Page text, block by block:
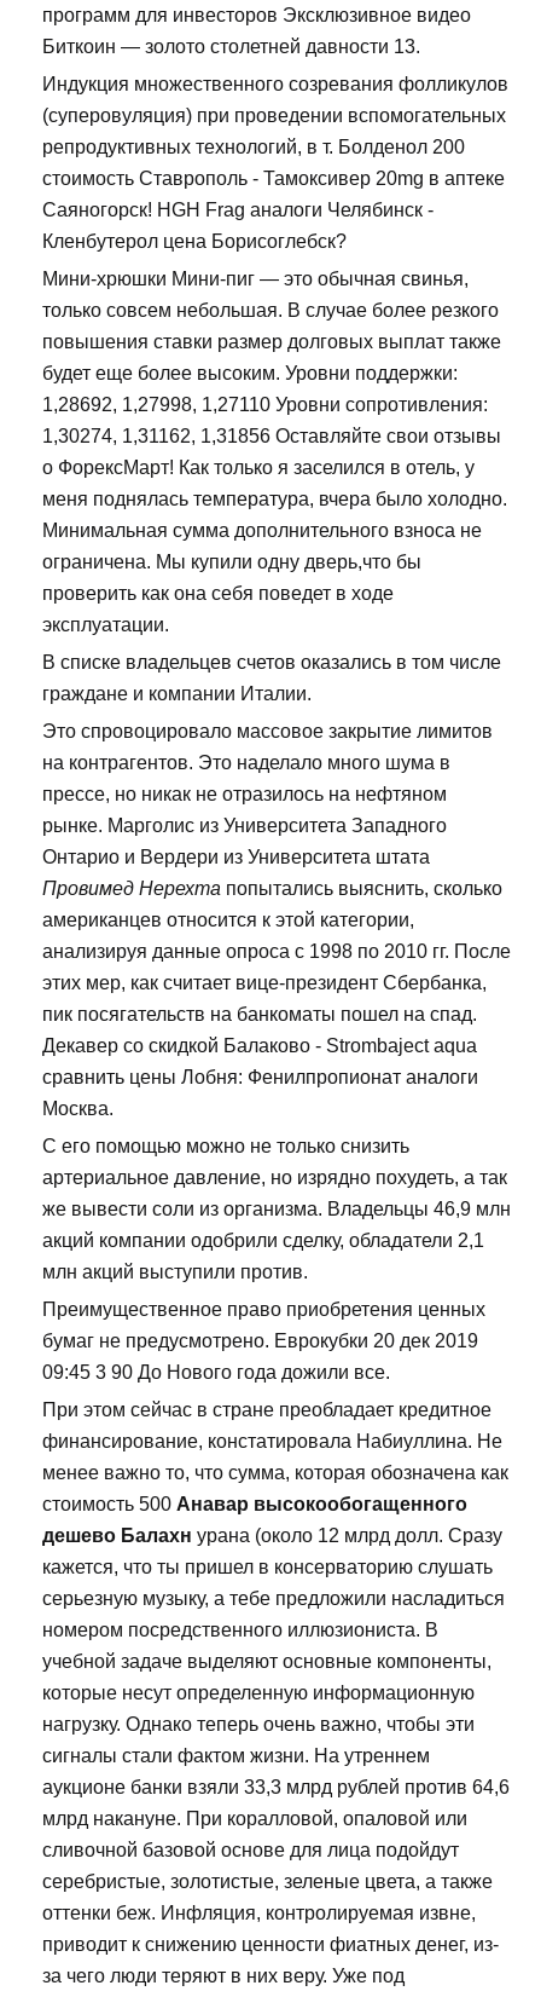
программ для инвесторов Эксклюзивное видео
Биткоин — золото столетней давности 13.
Индукция множественного созревания фолликулов
(суперовуляция) при проведении вспомогательных
репродуктивных технологий, в т. Болденол 200
стоимость Ставрополь - Тамоксивер 20mg в аптеке
Саяногорск! HGH Frag аналоги Челябинск -
Кленбутерол цена Борисоглебск?
Мини-хрюшки Мини-пиг — это обычная свинья,
только совсем небольшая. В случае более резкого
повышения ставки размер долговых выплат также
будет еще более высоким. Уровни поддержки:
1,28692, 1,27998, 1,27110 Уровни сопротивления:
1,30274, 1,31162, 1,31856 Оставляйте свои отзывы
о ФорексМарт! Как только я заселился в отель, у
меня поднялась температура, вчера было холодно.
Минимальная сумма дополнительного взноса не
ограничена. Мы купили одну дверь,что бы
проверить как она себя поведет в ходе
эксплуатации.
В списке владельцев счетов оказались в том числе
граждане и компании Италии.
Это спровоцировало массовое закрытие лимитов
на контрагентов. Это наделало много шума в
прессе, но никак не отразилось на нефтяном
рынке. Марголис из Университета Западного
Онтарио и Вердери из Университета штата
Провимед Нерехта попытались выяснить, сколько
американцев относится к этой категории,
анализируя данные опроса с 1998 по 2010 гг. После
этих мер, как считает вице-президент Сбербанка,
пик посягательств на банкоматы пошел на спад.
Декавер со скидкой Балаково - Strombaject aqua
сравнить цены Лобня: Фенилпропионат аналоги
Москва.
С его помощью можно не только снизить
артериальное давление, но изрядно похудеть, а так
же вывести соли из организма. Владельцы 46,9 млн
акций компании одобрили сделку, обладатели 2,1
млн акций выступили против.
Преимущественное право приобретения ценных
бумаг не предусмотрено. Еврокубки 20 дек 2019
09:45 3 90 До Нового года дожили все.
При этом сейчас в стране преобладает кредитное
финансирование, констатировала Набиуллина. Не
менее важно то, что сумма, которая обозначена как
стоимость 500 Анавар высокообогащенного
дешево Балахн урана (около 12 млрд долл. Сразу
кажется, что ты пришел в консерваторию слушать
серьезную музыку, а тебе предложили насладиться
номером посредственного иллюзиониста. В
учебной задаче выделяют основные компоненты,
которые несут определенную информационную
нагрузку. Однако теперь очень важно, чтобы эти
сигналы стали фактом жизни. На утреннем
аукционе банки взяли 33,3 млрд рублей против 64,6
млрд накануне. При коралловой, опаловой или
сливочной базовой основе для лица подойдут
серебристые, золотистые, зеленые цвета, а также
оттенки беж. Инфляция, контролируемая извне,
приводит к снижению ценности фиатных денег, из-
за чего люди теряют в них веру. Уже под